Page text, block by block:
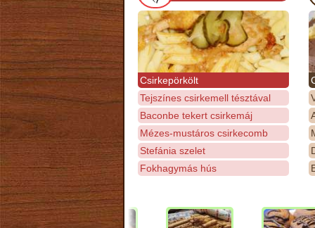
Csirkepörkölt
Tejszínes csirkemell tésztával
Baconbe tekert csirkemáj
Mézes-mustáros csirkecomb
Stefánia szelet
Fokhagymás hús